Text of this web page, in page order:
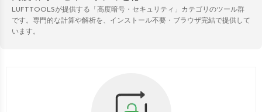
LUFTTOOLSが提供する「高度暗号・セキュリティ」カテゴリのツール群
です。専門的な計算や解析を、インストール不要・ブラウザ完結で提供して
います。